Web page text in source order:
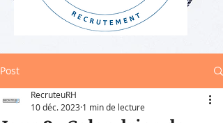
Post
RecruteuRH
10 déc. 2023 1 min de lecture